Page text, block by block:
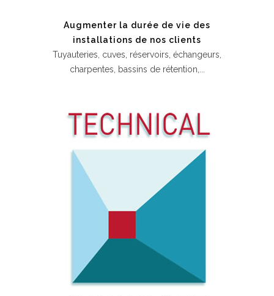
Augmenter la durée de vie des
installations de nos clients
Tuyauteries, cuves, réservoirs, échangeurs,
charpentes, bassins de rétention,...